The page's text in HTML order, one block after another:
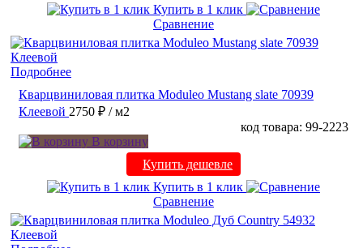
Купить в 1 клик
Сравнение
Подробнее
Кварцвиниловая плитка Moduleo Mustang slate 70939
Клеевой 2750 ₽ / м2
код товара: 99-2223
В корзину
Купить дешевле
Купить в 1 клик
Сравнение